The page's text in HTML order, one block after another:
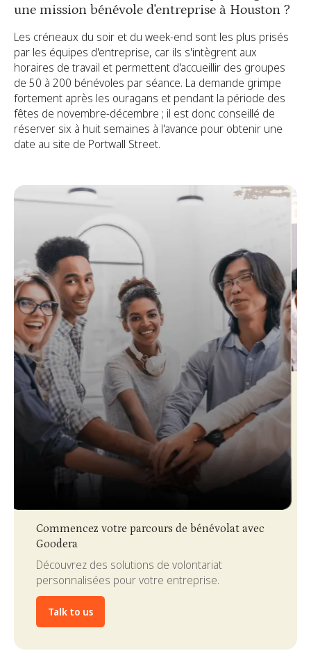
une mission bénévole d'entreprise à Houston ?
Les créneaux du soir et du week-end sont les plus prisés
par les équipes d'entreprise, car ils s'intègrent aux
horaires de travail et permettent d'accueillir des groupes
de 50 à 200 bénévoles par séance. La demande grimpe
fortement après les ouragans et pendant la période des
fêtes de novembre-décembre ; il est donc conseillé de
réserver six à huit semaines à l'avance pour obtenir une
date au site de Portwall Street.
Commencez votre parcours de bénévolat avec
Goodera
Découvrez des solutions de volontariat
personnalisées pour votre entreprise.
Talk to us